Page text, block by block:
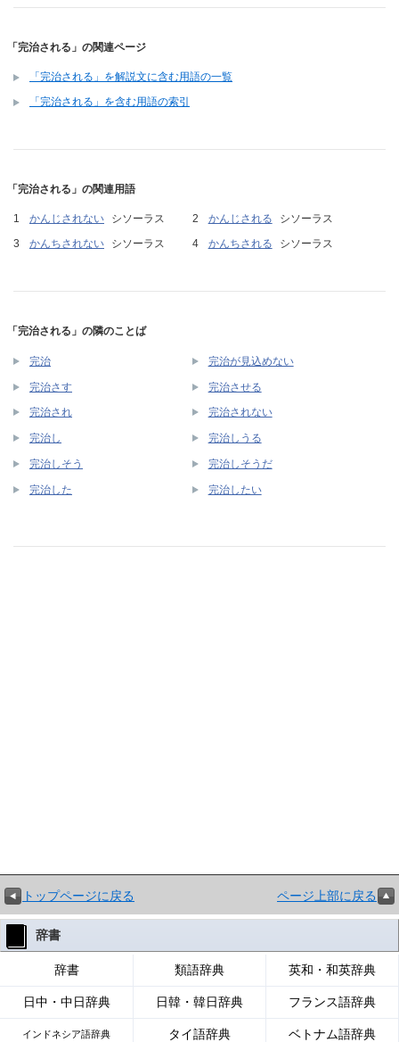
「完治される」の関連ページ
「完治される」を解説文に含む用語の一覧
「完治される」を含む用語の索引
「完治される」の関連用語
かんじされない シソーラス かんじされる
シソーラス
かんちされない
シソーラス かんちされる シソーラス
「完治される」の隣のことば
完治 完治が見込めない
完治さす 完治させる
完治され 完治されない
完治し 完治しうる
完治しそう 完治しそうだ
完治した 完治したい
トップページに戻る ページ上部に戻る
辞書
辞書 類語辞典 英和・和英辞典
日中・中日辞典 日韓・韓日辞典 フランス語辞典
インドネシア語辞典 タイ語辞典 ベトナム語辞典